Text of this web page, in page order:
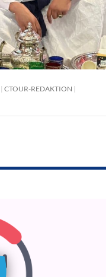
CTOUR-REDAKTION